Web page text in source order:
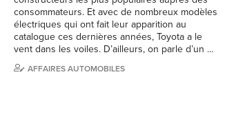
consommateurs. Et avec de nombreux modèles
électriques qui ont fait leur apparition au
catalogue ces dernières années, Toyota a le
vent dans les voiles. D’ailleurs, on parle d’un …
AFFAIRES AUTOMOBILES